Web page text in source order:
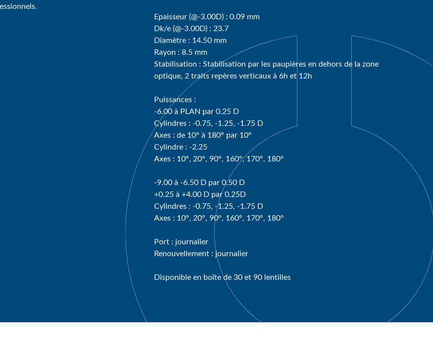
Epaisseur (@-3.00D) : 0.09 mm
Dk/e (@-3.00D) : 23.7
Diamètre : 14.50 mm
Rayon : 8.5 mm
Stabilisation : Stabilisation par les paupières en dehors de la zone
optique, 2 traits repères verticaux à 6h et 12h
Puissances :
-6.00 à PLAN par 0.25 D
Cylindres : -0.75, -1.25, -1.75 D
Axes : de 10° à 180° par 10°
Cylindre : -2.25
Axes : 10°, 20°, 90°, 160°, 170°, 180°
-9.00 à -6.50 D par 0.50 D
+0.25 à +4.00 D par 0.25D
Cylindres : -0.75, -1.25, -1.75 D
Axes : 10°, 20°, 90°, 160°, 170°, 180°
Port : journalier
Renouvellement : journalier
Disponible en boîte de 30 et 90 lentilles